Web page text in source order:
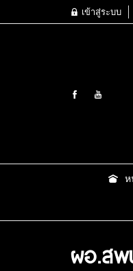
เข้าสู่ระบบ
ห
ผอ.สพ